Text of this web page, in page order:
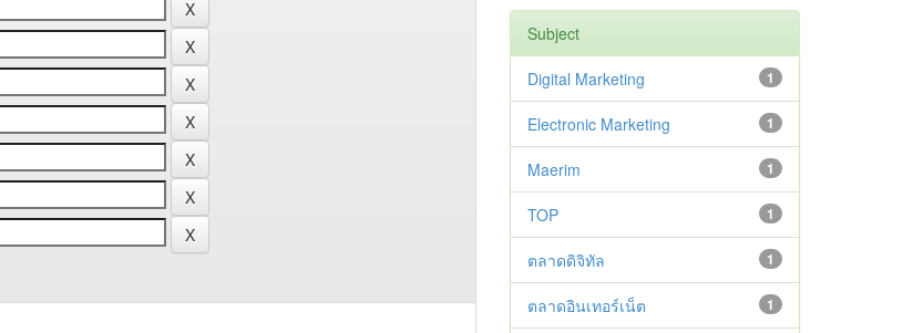
Subject
1
Digital Marketing
1
Electronic Marketing
1
Maerim
1
TOP
1
ตลาดดิจิทัล
1
ตลาดอินเทอร์เน็ต